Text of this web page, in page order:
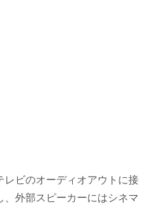
レビのオーディオアウトに接
外部スピーカーにはシネマ